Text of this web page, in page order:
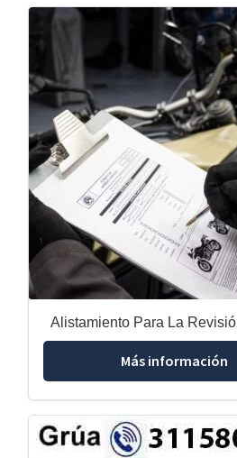
Alistamiento Para La
Más información